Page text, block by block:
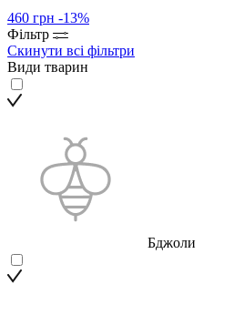
460 грн -13%
Фільтр
Скинути всі фільтри
Види тварин
Бджоли